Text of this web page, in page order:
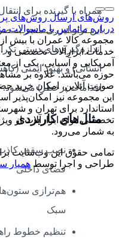
همراه با گیرنده برای
این تراز لیزری منجر
اندازه‌گیری‌های دستی
انسانی) و بهبود ایمنی
اقدامات پرخطر) می‌شود.
مثال‌های کاربردی
نصب سقف کاذب و
فضای داخلی
هم‌ترازی
سبک
تنظیم خطوط
روش‌های ارسالروش‌های
درباره ماتماس با ماسوالات
آمریکایی و آسیایی، یکی از
حوزه می‌باشد. علاوه بر
صورت آنلاین، امکان خرید
این مجموعه نیز امکان‌پذیر
استاندارد برای تهران و
تخصصی انواع ابزارآلات از
به شمار می‌رود.
تمامی حقوق این وب‌سایت
طراحی و اجرا توسط همیار